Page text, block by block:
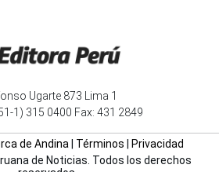
Ugarte 873 Lima 1
1) 315 0400 Fax: 431 2849
de Andina Términos
Privacidad
de Noticias. Todos los derechos